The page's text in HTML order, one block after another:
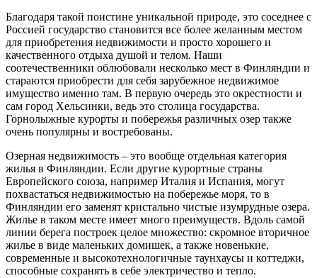
Благодаря такой поистине уникальной природе, это соседнее с
Россией государство становится все более желанным местом
для приобретения недвижимости и просто хорошего и
качественного отдыха душой и телом. Наши
соотечественники облюбовали несколько мест в Финляндии и
стараются приобрести для себя зарубежное недвижимое
имущество именно там. В первую очередь это окрестности и
сам город Хельсинки, ведь это столица государства.
Горнолыжные курорты и побережья различных озер также
очень популярны и востребованы.
Озерная недвижимость – это вообще отдельная категория
жилья в Финляндии. Если другие курортные страны
Европейского союза, например Италия и Испания, могут
похвастаться недвижимостью на побережье моря, то в
Финляндии его заменят кристально чистые изумрудные озера.
Жилье в таком месте имеет много преимуществ. Вдоль самой
линии берега построек целое множество: скромное вторичное
жилье в виде маленьких домишек, а также новенькие,
современные и высокотехнологичные таунхаусы и коттеджи,
способные сохранять в себе электричество и тепло.